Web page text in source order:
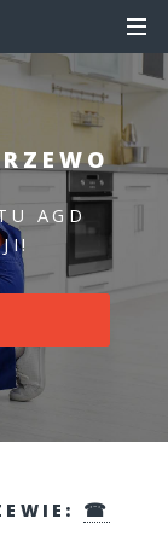
AGD
☎